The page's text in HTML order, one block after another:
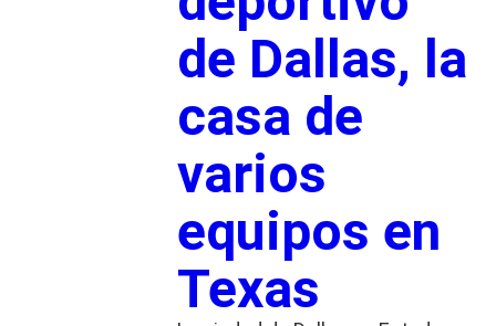
de Dallas, la
casa de
varios
equipos en
Texas